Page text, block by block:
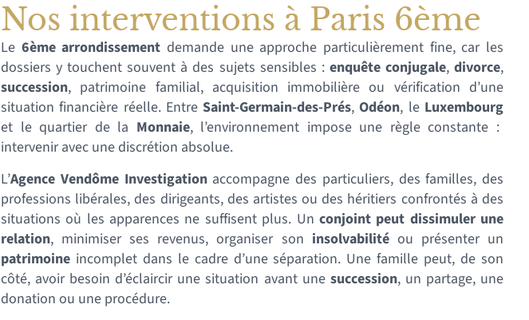
Nos interventions à Paris 6ème
Le 6ème arrondissement demande une approche particulièrement fine, car les
dossiers y touchent souvent à des sujets sensibles : enquête conjugale,divorce,
succession, patrimoine familial, acquisition immobilière ou vérification d’une
situation financière réelle. EntreSaint-Germain-des-Prés,Odéon, le Luxembourg
et le quartier de la Monnaie, l’environnement impose une règle constante :
intervenir avec une discrétion absolue.
L’Agence Vendôme Investigationaccompagne des particuliers, des familles, des
professions libérales, des dirigeants, des artistes ou des héritiers confrontés à des
situations où les apparences ne suffisent plus. Un conjoint peut dissimuler une
relation, minimiser ses revenus, organiser son insolvabilitéou présenter un
patrimoine incomplet dans le cadre d’une séparation. Une famille peut, de son
côté, avoir besoin d’éclaircir une situation avant une succession, un partage, une
donation ou une procédure.